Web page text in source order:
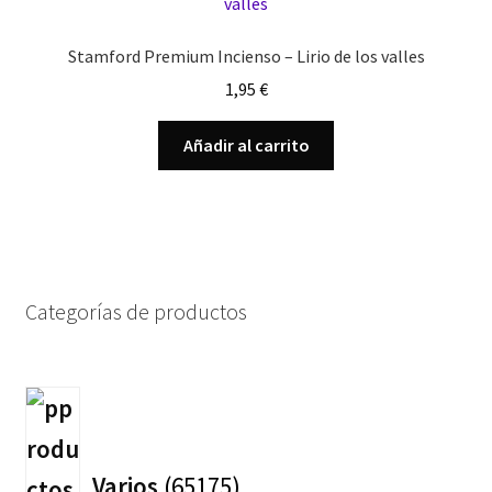
Stamford Premium Incienso – Lirio de los valles
1,95 €
Añadir al carrito
Categorías de productos